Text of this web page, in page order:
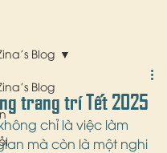
Blog
Blog
trang trí Tết 2025
chỉ là việc làm
mà còn là một nghi